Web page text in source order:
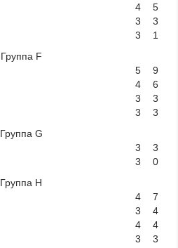
4
5
3
3
3
1
Группа F
5
9
4
6
3
3
3
3
Группа G
3
3
3
0
Группа H
4
7
3
4
4
4
3 3